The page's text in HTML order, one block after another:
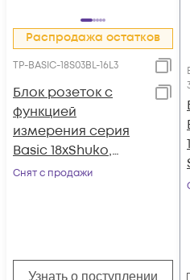
Распродажа остатков
TP-BASIC-18S03BL-16L3
Блок розеток с
функцией
измерения серия
Basic 18хShuko,
3хC19 с замком,
Снят с продажи
Узнать о поступлении